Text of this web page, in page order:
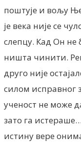
поштује и вољу
је века није се
слепцу. Кад Он не
ништа чинити.
друго није
силом
ученост не може
зато га
истину вере